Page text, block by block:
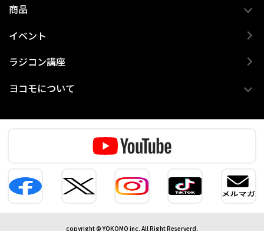
商品
イベント
ラジコン講座
ヨコモについて
copyright © YOKOMO inc. All Right Reserverd.